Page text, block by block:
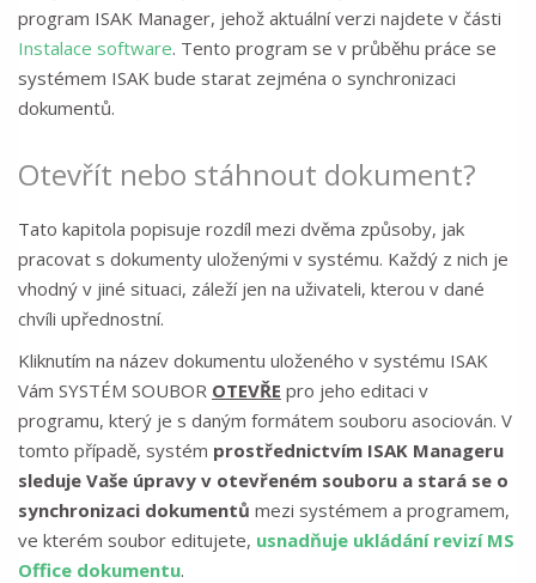
program ISAK Manager, jehož aktuální verzi najdete v části
Instalace software. Tento program se v průběhu práce se
systémem ISAK bude starat zejména o synchronizaci
dokumentů.
Otevřít nebo stáhnout dokument?
Tato kapitola popisuje rozdíl mezi dvěma způsoby, jak
pracovat s dokumenty uloženými v systému. Každý z nich je
vhodný v jiné situaci, záleží jen na uživateli, kterou v dané
chvíli upřednostní.
Kliknutím na název dokumentu uloženého v systému ISAK
Vám SYSTÉM SOUBOR OTEVŘE pro jeho editaci v
programu, který je s daným formátem souboru asociován. V
tomto případě, systém prostřednictvím ISAK Manageru
sleduje Vaše úpravy v otevřeném souboru a stará se o
synchronizaci dokumentů mezi systémem a programem,
ve kterém soubor editujete, usnadňuje ukládání revizí MS
Office dokumentu.